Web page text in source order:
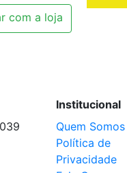
com a loja
Institucional
Quem Somos
Política de
Privacidade